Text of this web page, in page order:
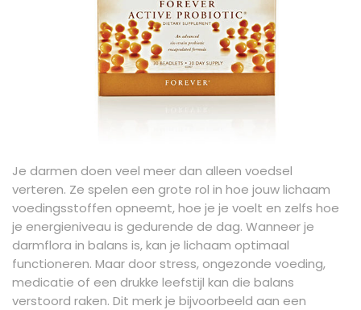
Je darmen doen veel meer dan alleen voedsel
verteren. Ze spelen een grote rol in hoe jouw lichaam
voedingsstoffen opneemt, hoe je je voelt en zelfs hoe
je energieniveau is gedurende de dag. Wanneer je
darmflora in balans is, kan je lichaam optimaal
functioneren. Maar door stress, ongezonde voeding,
medicatie of een drukke leefstijl kan die balans
verstoord raken. Dit merk je bijvoorbeeld aan een